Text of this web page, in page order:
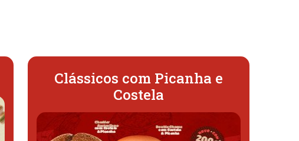
Clássicos com Picanha e
Costela